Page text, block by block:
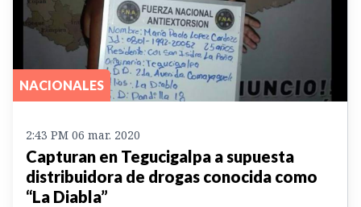
NACIONALES
2:43 PM 06 mar. 2020
Capturan en Tegucigalpa a supuesta
distribuidora de drogas conocida como
“La Diabla”